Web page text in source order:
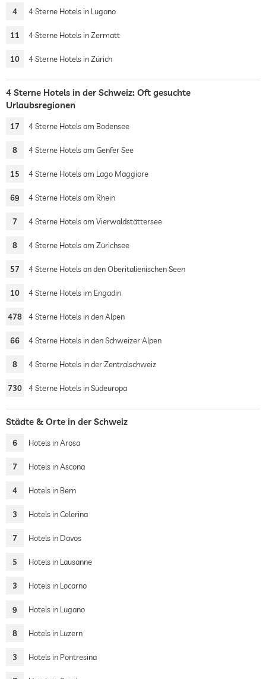
4 4 Sterne Hotels in Lugano
11 4 Sterne Hotels in Zermatt
10 4 Sterne Hotels in Zürich
4 Sterne Hotels in der Schweiz: Oft gesuchte
Urlaubsregionen
17 4 Sterne Hotels am Bodensee
8 4 Sterne Hotels am Genfer See
15 4 Sterne Hotels am Lago Maggiore
69 4 Sterne Hotels am Rhein
7 4 Sterne Hotels am Vierwaldstättersee
8 4 Sterne Hotels am Zürichsee
57 4 Sterne Hotels an den Oberitalienischen Seen
10 4 Sterne Hotels im Engadin
478 4 Sterne Hotels in den Alpen
66 4 Sterne Hotels in den Schweizer Alpen
8 4 Sterne Hotels in der Zentralschweiz
730 4 Sterne Hotels in Südeuropa
Städte & Orte in der Schweiz
6 Hotels in Arosa
7 Hotels in Ascona
4 Hotels in Bern
3 Hotels in Celerina
7 Hotels in Davos
5 Hotels in Lausanne
3 Hotels in Locarno
9 Hotels in Lugano
8 Hotels in Luzern
3 Hotels in Pontresina